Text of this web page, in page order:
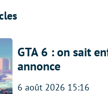
GTA 6 : on sait
annonce
6 août 2026 15:16